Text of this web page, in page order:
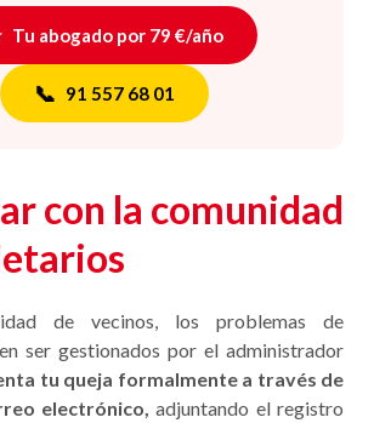
Tu abogado por 79 €/año
📞 91 557 68 01
con la comunidad
de vecinos, los problemas de
ser gestionados por el administrador
tu queja formalmente a través de
electrónico, adjuntando el registro